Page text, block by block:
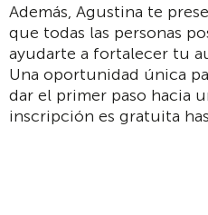
Además, Agustina te
que todas las personas
ayudarte a fortalecer tu
Una oportunidad única
dar el primer paso hacia
inscripción es gratuita